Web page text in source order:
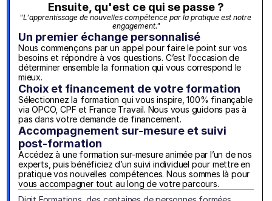
Ensuite, qu'est ce qui se passe ?
"L'apprentissage de nouvelles compétence par la pratique est notre
engagement."
Un premier échange personnalisé
Nous commençons par un appel pour faire le point sur vos
besoins et répondre à vos questions. C’est l’occasion de
déterminer ensemble la formation qui vous correspond le
mieux.
Choix et financement de votre formation
Sélectionnez la formation qui vous inspire, 100% finançable
via OPCO, CPF et France Travail. Nous vous guidons pas à
pas dans votre demande de financement.
Accompagnement sur-mesure et suivi
post-formation
Accédez à une formation sur-mesure animée par l’un de nos
experts, puis bénéficiez d’un suivi individuel pour mettre en
pratique vos nouvelles compétences. Nous sommes là pour
vous accompagner tout au long de votre parcours.